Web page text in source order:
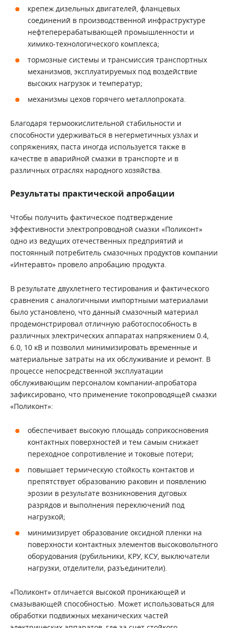
крепеж дизельных двигателей, фланцевых
соединений в производственной инфраструктуре
нефтеперерабатывающей промышленности и
химико-технологического комплекса;
тормозные системы и трансмиссия транспортных
механизмов, эксплуатируемых под воздействие
высоких нагрузок и температур;
механизмы цехов горячего металлопроката.
Благодаря термоокислительной стабильности и
способности удерживаться в негерметичных узлах и
сопряжениях, паста иногда используется также в
качестве в аварийной смазки в транспорте и в
различных отраслях народного хозяйства.
Результаты практической апробации
Чтобы получить фактическое подтверждение
эффективности электропроводной смазки «Поликонт»
одно из ведущих отечественных предприятий и
постоянный потребитель смазочных продуктов компании
«Интеравто» провело апробацию продукта.
В результате двухлетнего тестирования и фактического
сравнения с аналогичными импортными материалами
было установлено, что данный смазочный материал
продемонстрировал отличную работоспособность в
различных электрических аппаратах напряжением 0.4,
6.0, 10 кВ и позволил минимизировать временные и
материальные затраты на их обслуживание и ремонт. В
процессе непосредственной эксплуатации
обслуживающим персоналом компании-апробатора
зафиксировано, что применение токопроводящей смазки
«Поликонт»:
обеспечивает высокую площадь соприкосновения
контактных поверхностей и тем самым снижает
переходное сопротивление и токовые потери;
повышает термическую стойкость контактов и
препятствует образованию раковин и появлению
эрозии в результате возникновения дуговых
разрядов и выполнения переключений под
нагрузкой;
минимизирует образование оксидной пленки на
поверхности контактных элементов высоковольтного
оборудования (рубильники, КРУ, КСУ, выключатели
нагрузки, отделители, разъединители).
«Поликонт» отличается высокой проникающей и
смазывающей способностью. Может использоваться для
обработки подвижных механических частей